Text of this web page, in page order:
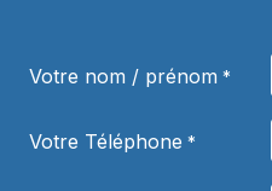
Votre nom / prénom *
Votre Téléphone *